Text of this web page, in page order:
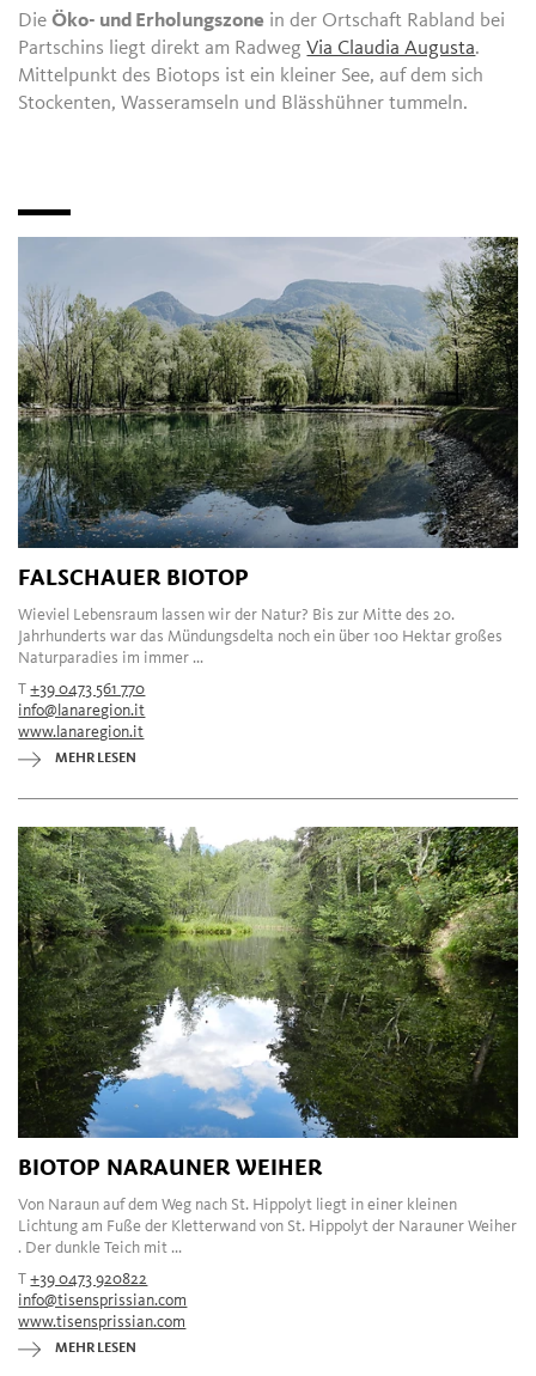
DieÖko- und Erholungszone in der Ortschaft Rabland bei
Partschins liegt direkt am RadwegVia Claudia Augusta.
Mittelpunkt des Biotops ist ein kleiner See, auf dem sich
Stockenten, Wasseramseln und Blässhühner tummeln.
FALSCHAUER BIOTOP
Wieviel Lebensraum lassen wir der Natur? Bis zur Mitte des 20.
Jahrhunderts war das Mündungsdelta noch ein über 100 Hektar großes
Naturparadies im immer ...
T+39 0473 561 770
info@lanaregion.it
www.lanaregion.it
MEHR LESEN
BIOTOP NARAUNER WEIHER
Von Naraun auf dem Weg nach St. Hippolyt liegt in einer kleinen
Lichtung am Fuße der Kletterwand von St. Hippolyt der Narauner Weiher
. Der dunkle Teich mit ...
T+39 0473 920822
info@tisensprissian.com
www.tisensprissian.com
MEHR LESEN